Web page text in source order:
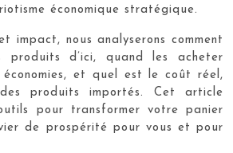
économique stratégique.
impact, nous analyserons comment
produits d’ici, quand les acheter
économies, et quel est le coût réel,
produits importés. Cet article
pour transformer votre panier
de prospérité pour vous et pour